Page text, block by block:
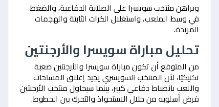
ويراهن منتخب سويسرا على الصلابة الدفاعية، والضغط
في وسط الملعب، واستغلال الكرات الثابتة والهجمات
المرتدة.
تحليل مباراة سويسرا والأرجنتين
من المتوقع أن تكون مباراة سويسرا والأرجنتين صعبة
تكتيكيًا، لأن المنتخب السويسري يجيد إغلاق المساحات
واللعب بانضباط دفاعي كبير، بينما سيحاول منتخب الأرجنتين
فرض أسلوبه من خلال الاستحواذ والتحرك بين الخطوط.